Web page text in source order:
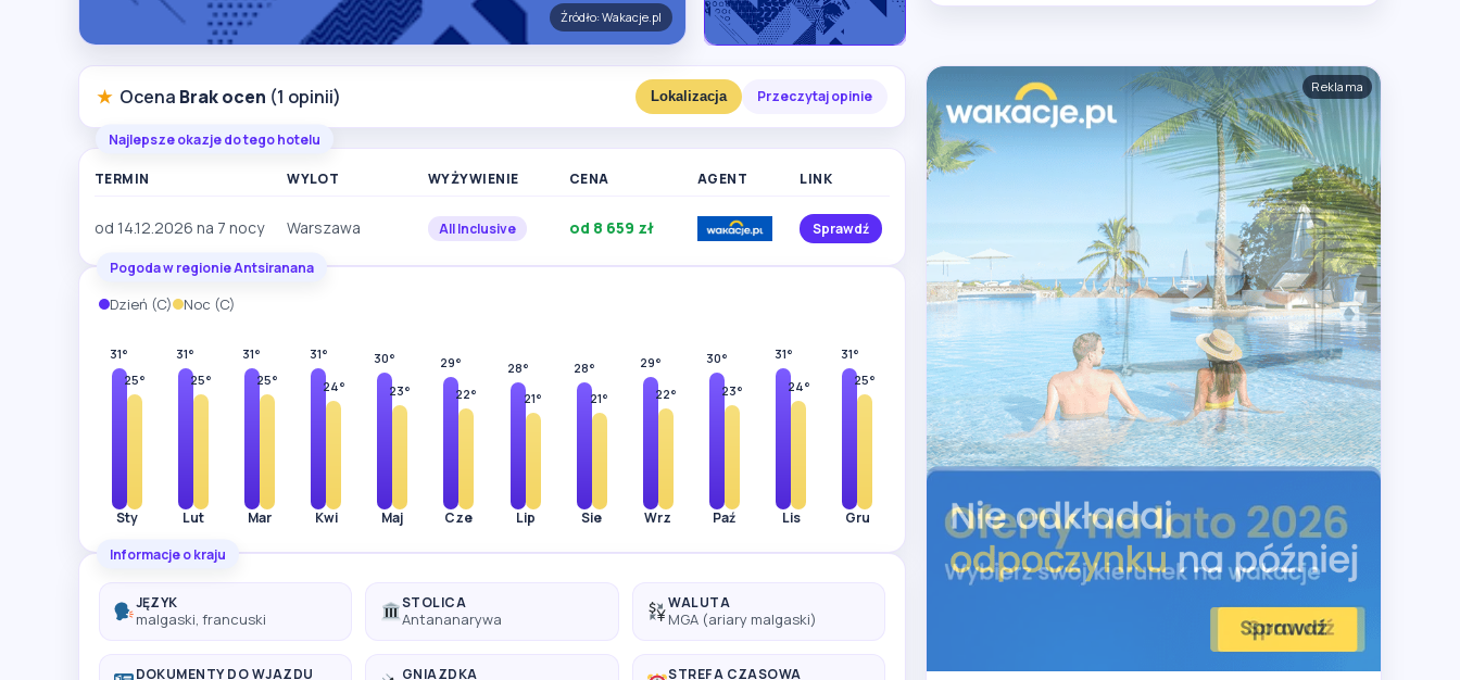
Źródło: Wakacje.pl
zdjęć
★ Ocena Brak ocen (1 opinii) Lokalizacja Przeczytaj opinie
Najlepsze okazje do tego hotelu
TERMIN WYLOT WYŻYWIENIE CENA AGENT LINK
od 14.12.2026 na 7 nocy Warszawa All Inclusive od 8 659 zł Sprawdź
Pogoda w regionie Antsiranana
Dzień (C) Noc (C)
31°
25°
Sty
31°
25°
Lut
31°
25°
Mar
31°
24°
Kwi
30°
23°
Maj
29°
22°
Cze
28°
21°
Lip
28°
21°
Sie
29°
22°
Wrz
30°
23°
Paź
31°
24°
Lis
31°
25°
Gru
Informacje o kraju
JĘZYK
malgaski, francuski
STOLICA
Antananarywa
WALUTA
MGA (ariary malgaski)
DOKUMENTY DO WJAZDU GNIAZDKA STREFA CZASOWA
Reklama